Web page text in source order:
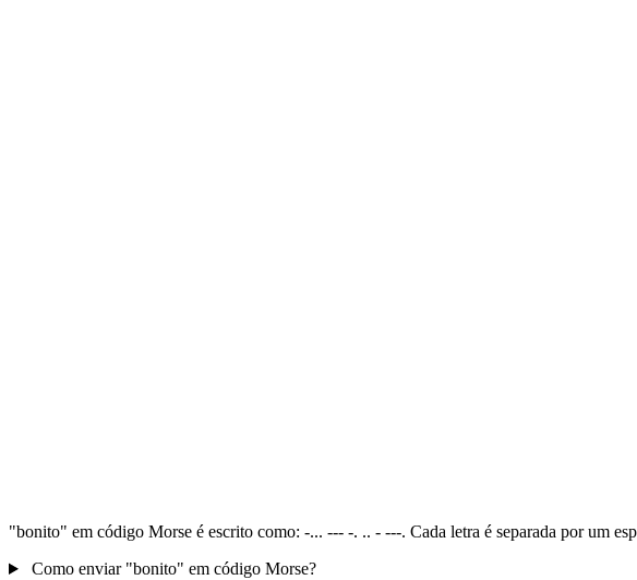
"bonito" em código Morse é escrito como: -... --- -. .. - ---. Cada letra é separada por um
Como enviar "bonito" em código Morse?